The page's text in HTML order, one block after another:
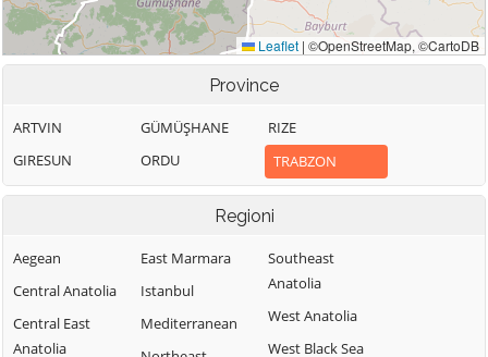
Province
ARTVIN
GIRESUN
GÜMÜŞHANE
ORDU
RIZE
TRABZON
Regioni
Aegean
Central Anatolia
Central East
Anatolia
East Marmara
Istanbul
Mediterranean
Southeast
Anatolia
West Anatolia
West Black Sea